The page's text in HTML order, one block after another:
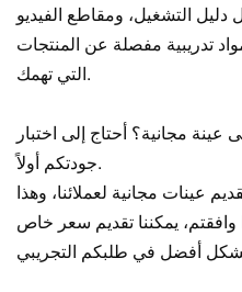
التشغيل، ومقاطع الفيديو
تدريبية مفصلة عن المنتجات
التي تهمك.
مجانية؟ أحتاج إلى اختبار
جودتكم أولاً.
عينات مجانية لعملائنا، وهذا
يمكننا تقديم سعر خاص